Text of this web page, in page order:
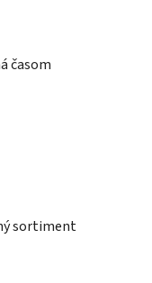
časom
sortiment